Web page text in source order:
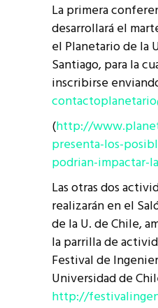
La primera
desarrollará el
el Planetario de la
Santiago, para la
inscribirse
(http://
presenta-los-
podrian-impactar-
Las otras dos
realizarán en el
de la U. de Chile,
la parrilla de
Festival de
Universidad de
http://